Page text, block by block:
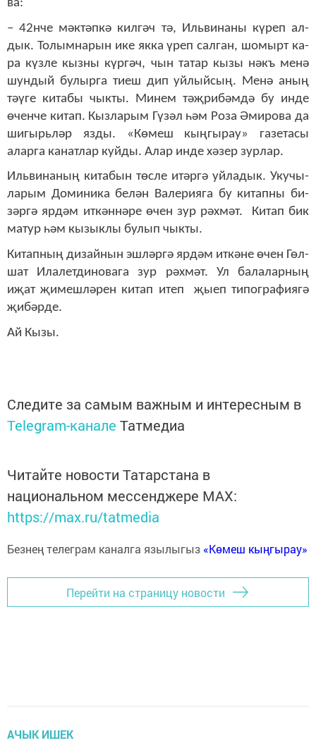
ва:
– 42нче мәк­тәп­кә кил­гәч тә, Иль­ви­на­ны кү­реп ал­
дык. То­лым­на­рын ике як­ка үреп сал­ган, шо­мырт ка­
ра күз­ле кыз­ны күр­гәч, чын та­тар кы­зы нәкъ ме­нә
шун­дый бу­лыр­га ти­еш дип уй­лый­сың. Ме­нә аның
тәү­ге ки­та­бы чык­ты. Ми­нем тәҗ­ри­бәм­дә бу ин­де
өчен­че ки­тап. Кыз­ла­рым Гү­зәл һәм Ро­за Әми­ро­ва да
ши­гырь­ләр яз­ды. «Кө­меш кың­гы­рау» га­зе­та­сы
алар­га ка­нат­лар куй­ды. Алар ин­де хә­зер зур­лар.
Иль­ви­на­ның ки­та­бын төс­ле итәр­гә уй­ла­дык. Уку­чы­
ла­рым До­ми­ни­ка бе­лән Ва­ле­ри­я­га бу ки­тап­ны би­
зәр­гә яр­дәм ит­кән­нә­ре өчен зур рәх­мәт. Ки­тап бик
ма­тур һәм кы­зык­лы бу­лып чык­ты.
Ки­тап­ның ди­зай­нын эш­ләр­гә яр­дәм ит­кә­не өчен Гөл­
шат Ила­лет­ди­но­ва­га зур рәх­мәт. Ул ба­ла­лар­ның
иҗат җи­меш­лә­рен ки­тап итеп җы­еп ти­пог­ра­фи­я­гә
җи­бәр­де.
Ай Кызы.
Следите за самым важным и интересным в
Telegram-канале Татмедиа
Читайте новости Татарстана в
национальном мессенджере MАХ:
https://max.ru/tatmedia
Безнең телеграм каналга язылыгыз «Көмеш кыңгырау»
Перейти на страницу новости
АЧЫК ИШЕК